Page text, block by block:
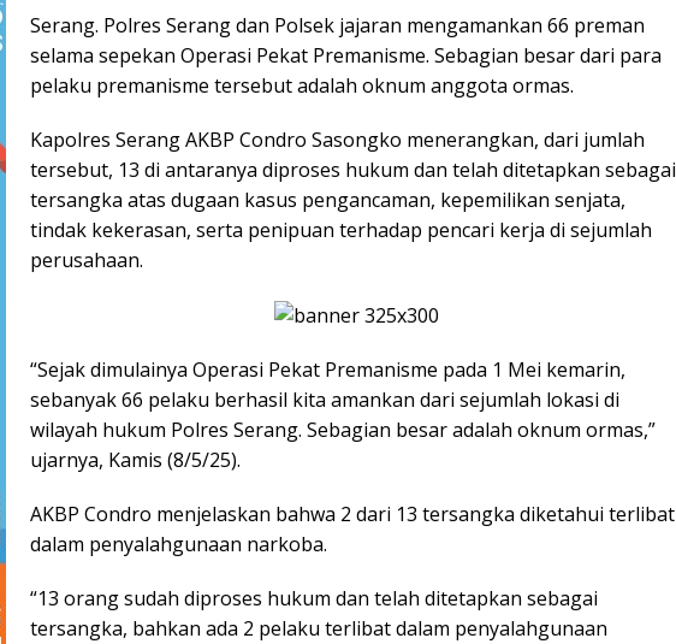
Serang. Polres Serang dan Polsek jajaran mengamankan 66 preman
selama sepekan Operasi Pekat Premanisme. Sebagian besar dari para
pelaku premanisme tersebut adalah oknum anggota ormas.
Kapolres Serang AKBP Condro Sasongko menerangkan, dari jumlah
tersebut, 13 di antaranya diproses hukum dan telah ditetapkan sebagai
tersangka atas dugaan kasus pengancaman, kepemilikan senjata,
tindak kekerasan, serta penipuan terhadap pencari kerja di sejumlah
perusahaan.
“Sejak dimulainya Operasi Pekat Premanisme pada 1 Mei kemarin,
sebanyak 66 pelaku berhasil kita amankan dari sejumlah lokasi di
wilayah hukum Polres Serang. Sebagian besar adalah oknum ormas,”
ujarnya, Kamis (8/5/25).
AKBP Condro menjelaskan bahwa 2 dari 13 tersangka diketahui terlibat
dalam penyalahgunaan narkoba.
“13 orang sudah diproses hukum dan telah ditetapkan sebagai
tersangka, bahkan ada 2 pelaku terlibat dalam penyalahgunaan